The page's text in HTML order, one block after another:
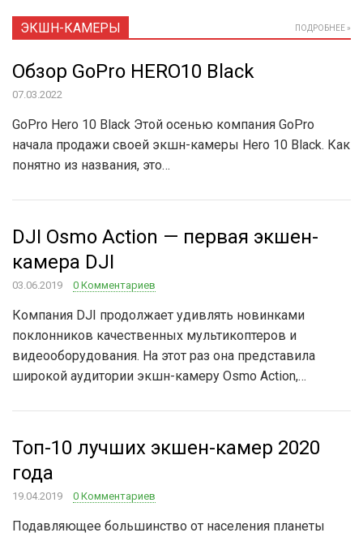
ЭКШН-КАМЕРЫ ПОДРОБНЕЕ »
Обзор GoPro HERO10 Black
07.03.2022
GoPro Hero 10 Black Этой осенью компания GoPro
начала продажи своей экшн-камеры Hero 10 Black. Как
понятно из названия, это…
DJI Osmo Action — первая экшен-
камера DJI
03.06.2019 0 Комментариев
Компания DJI продолжает удивлять новинками
поклонников качественных мультикоптеров и
видеооборудования. На этот раз она представила
широкой аудитории экшн-камеру Osmo Action,…
Топ-10 лучших экшен-камер 2020
года
19.04.2019 0 Комментариев
Подавляющее большинство от населения планеты